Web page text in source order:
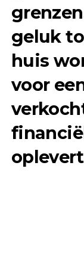
geluk
huis
voor